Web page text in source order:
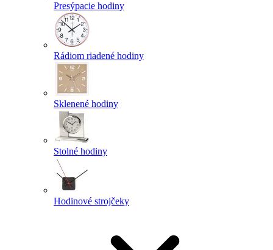
Presýpacie hodiny
Rádiom riadené hodiny
Sklenené hodiny
Stolné hodiny
Hodinové strojčeky